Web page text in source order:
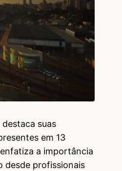
suas
em 13
a importância
desde profissionais